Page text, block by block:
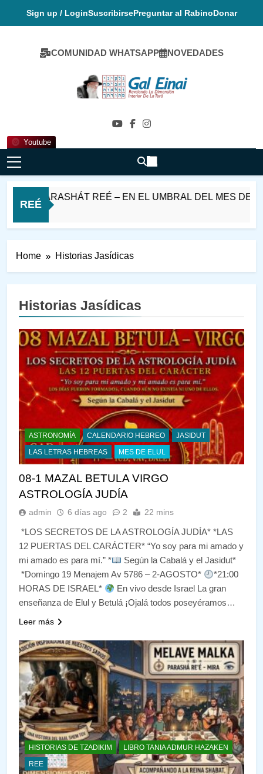
Sign up / LoginSuscribirsePreguntar al RabinoDonar
COMUNIDAD WHATSAPP NOVEDADES
Youtube
Gal Einai En
REÉ
PARASHÁT REÉ – EN EL UMBRAL DEL MES DE ELUL
Home Historias Jasídicas
Historias Jasídicas
ASTRONOMÍA CALENDARIO HEBREO
JASIDUT
LAS LETRAS HEBREAS
MES DE ELUL
08-1 MAZAL BETULA VIRGO
ASTROLOGÍA JUDÍA
admin 6 días ago 2 22 mins
*LOS SECRETOS DE LA ASTROLOGÍA JUDÍA* *LAS
12 PUERTAS DEL CARÁCTER* “Yo soy para mi amado y
mi amado es para mí.” *
Según la Cabalá y el Jasidut*
*Domingo 19 Menajem Av 5786 – 2-AGOSTO*
*21:00
HORAS DE ISRAEL*
En vivo desde Israel La gran
enseñanza de Elul y Betulá ¡Ojalá todos poseyéramos…
Leer más
HISTORIAS DE TZADIKIM
LIBRO TANIA ADMUR HAZAKEN
REE